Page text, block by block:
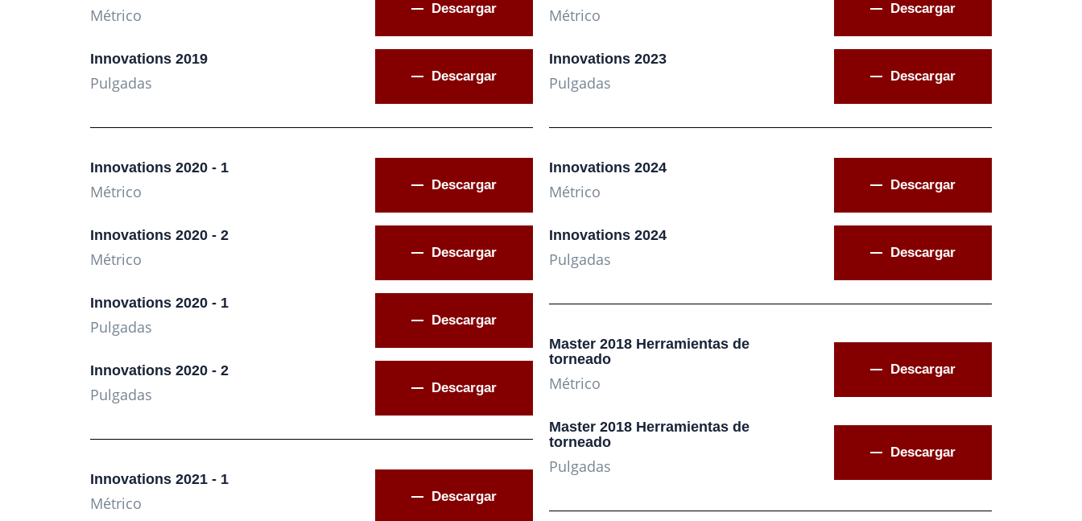
Métrico Descargar
Innovations 2019
Pulgadas Descargar
Innovations 2020 - 1
Métrico Descargar
Innovations 2020 - 2
Métrico Descargar
Innovations 2020 - 1
Pulgadas Descargar
Innovations 2020 - 2
Pulgadas Descargar
Innovations 2021 - 1
Métrico Descargar
Métrico Descargar
Innovations 2023
Pulgadas Descargar
Innovations 2024
Métrico Descargar
Innovations 2024
Pulgadas Descargar
Master 2018 Herramientas de
torneado
Métrico
Descargar
Master 2018 Herramientas de
torneado
Pulgadas
Descargar